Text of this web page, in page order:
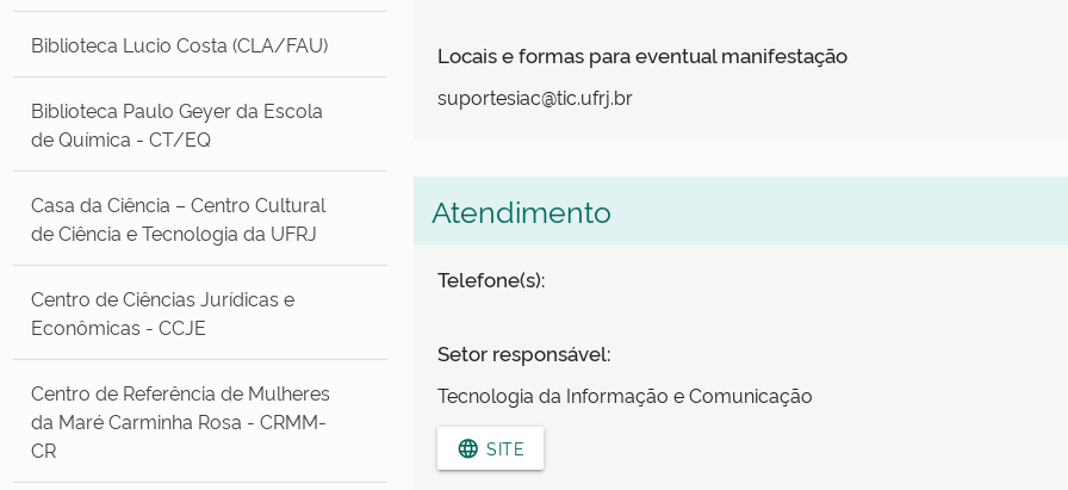
Biblioteca Lucio Costa (CLA/FAU)
Biblioteca Paulo Geyer da Escola
de Química - CT/EQ
Casa da Ciência – Centro Cultural
de Ciência e Tecnologia da UFRJ
Centro de Ciências Jurídicas e
Econômicas - CCJE
Centro de Referência de Mulheres
da Maré Carminha Rosa - CRMM-
CR
Locais e formas para eventual manifestação
suportesiac@tic.ufrj.br
Atendimento
Telefone(s):
Setor responsável:
Tecnologia da Informação e Comunicação
language SITE